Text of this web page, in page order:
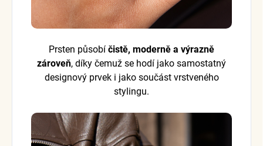
Prsten působí čistě, moderně a výrazně
zároveň, díky čemuž se hodí jako samostatný
designový prvek i jako součást vrstveného
stylingu.